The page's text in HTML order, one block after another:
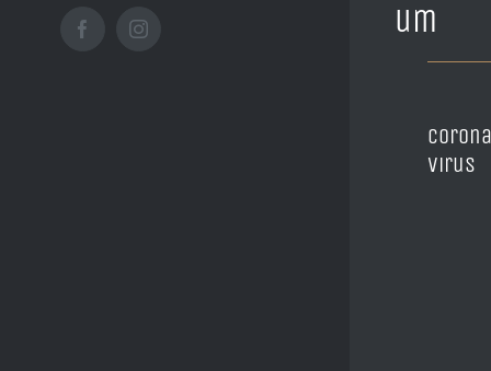
FacebookInstagram
um
Virus